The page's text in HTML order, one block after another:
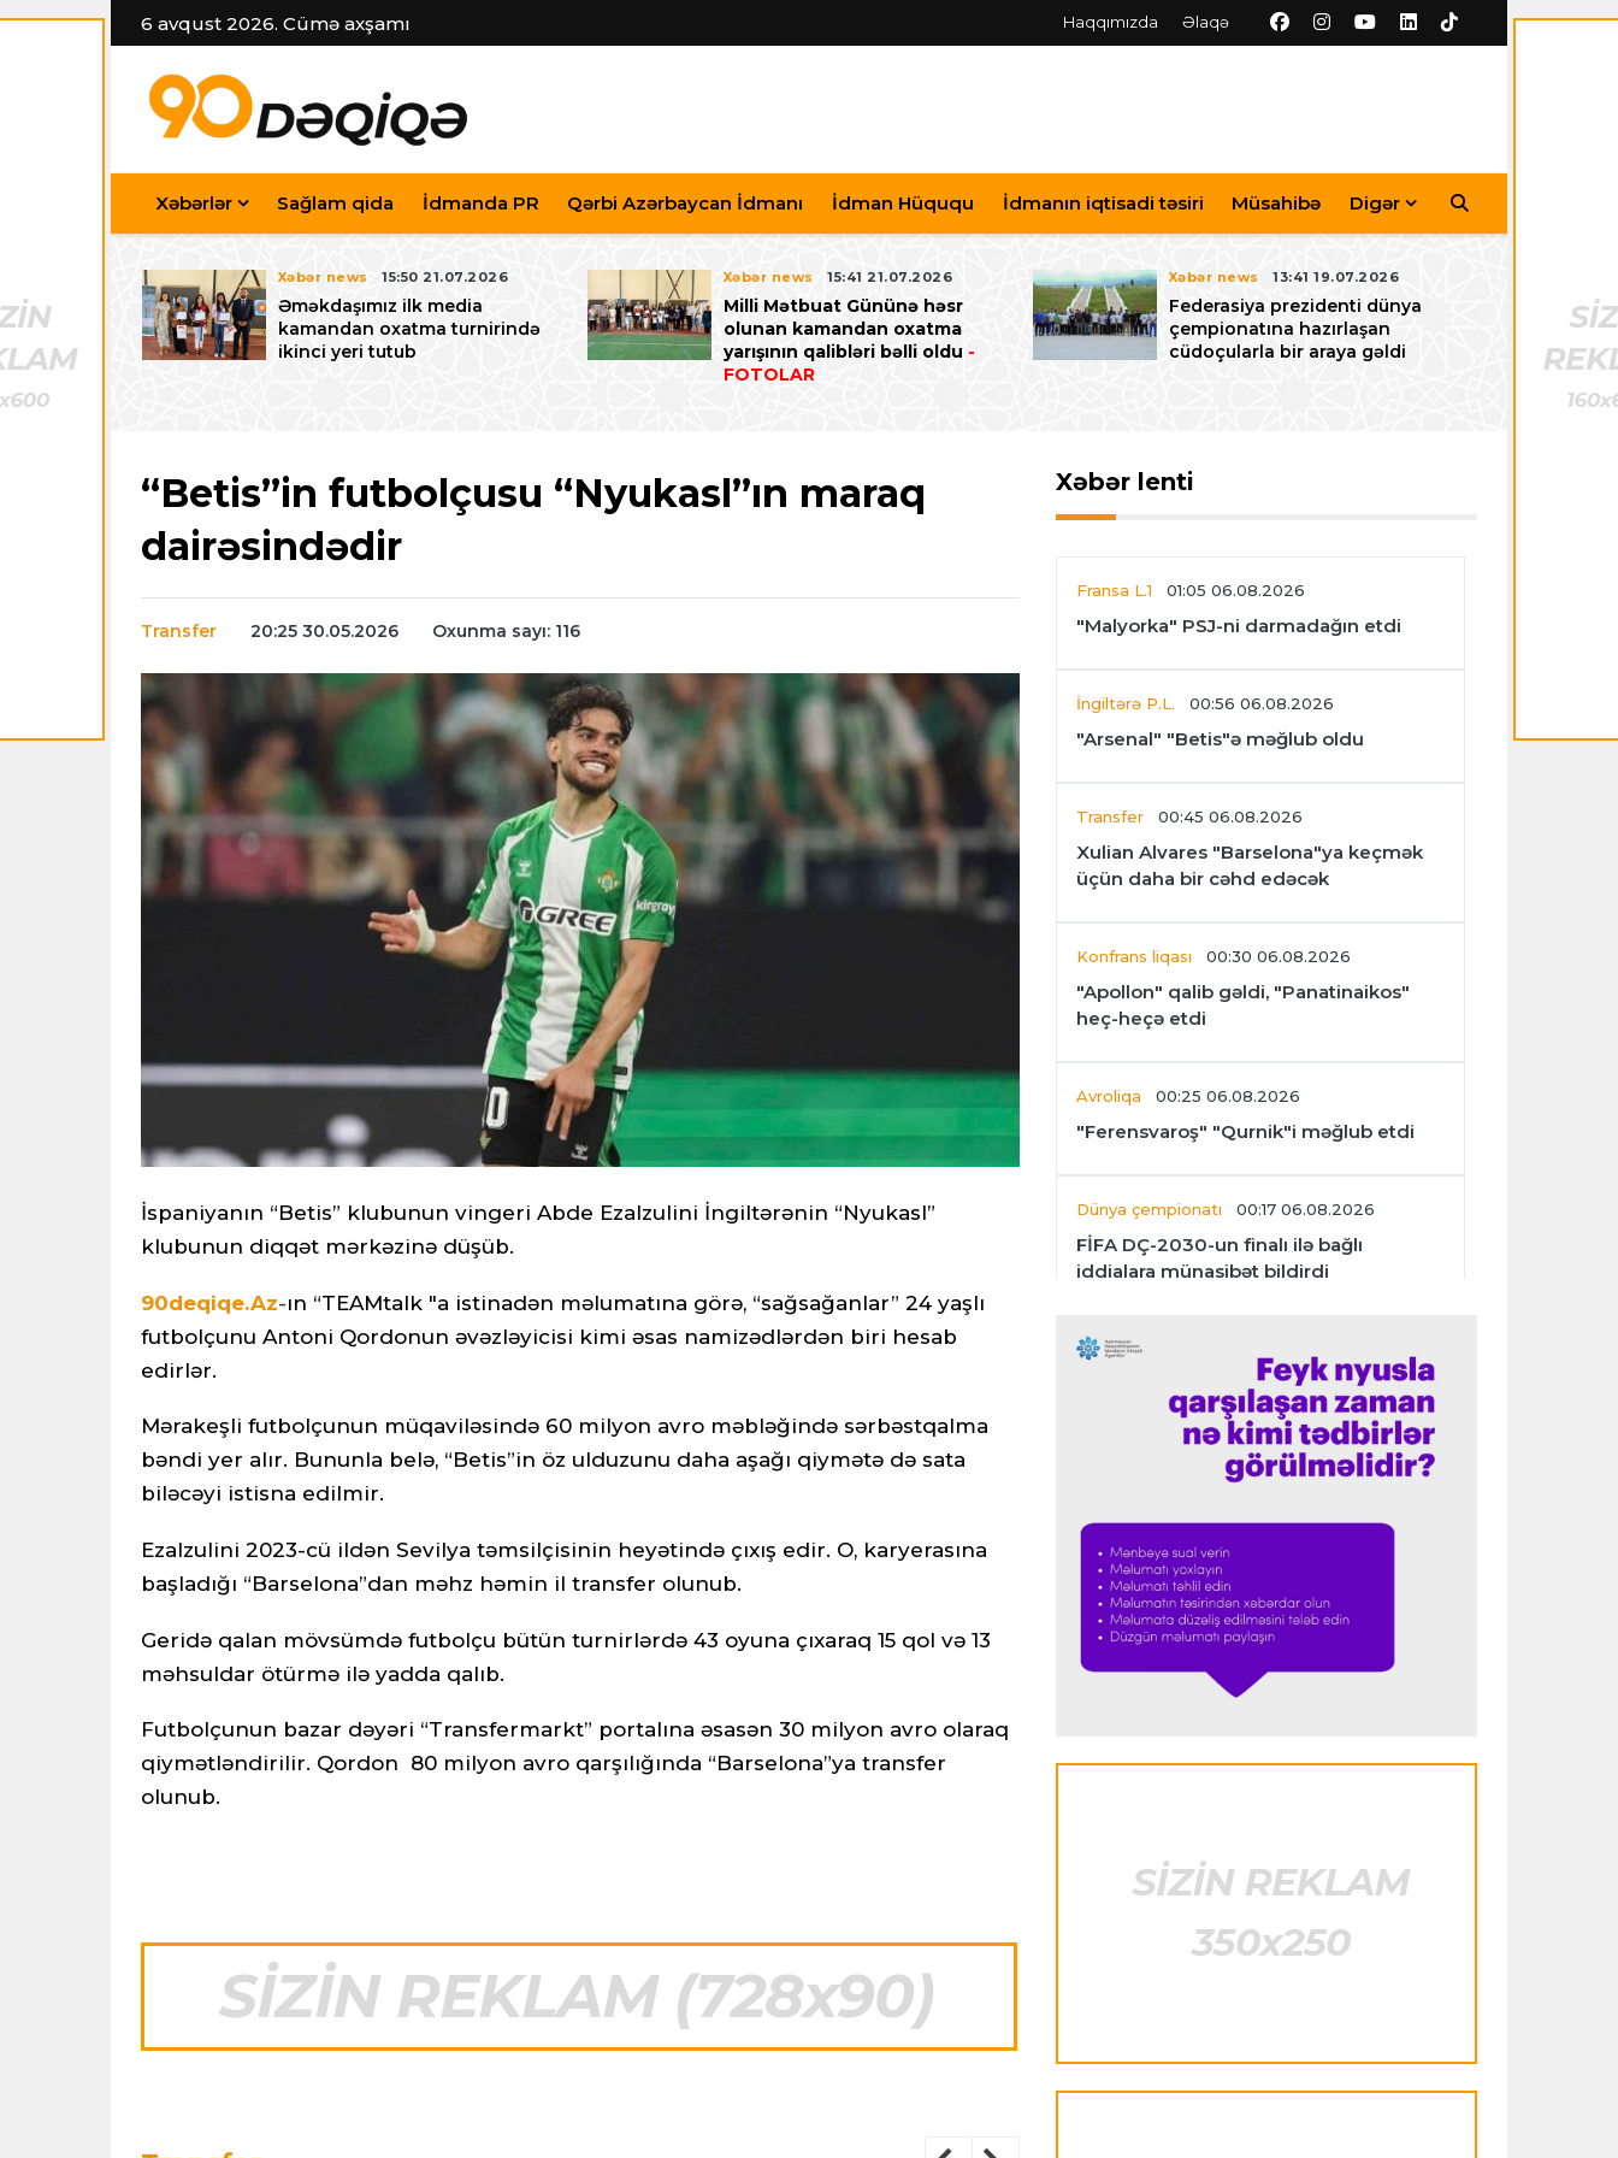
6 avqust 2026. Cümə axşamı Haqqımızda Əlaqə
Xəbərlər Sağlam qida İdmanda PR Qərbi Azərbaycan İdmanı İdman Hüququ İdmanın iqtisadi təsiri Müsahibə Digər
U-15
festivalı ilə
Xəbər news 15:50 21.07.2026
Əməkdaşımız ilk media
kamandan oxatma turnirində
ikinci yeri tutub
Xəbər news 15:41 21.07.2026
Milli Mətbuat Gününə həsr
olunan kamandan oxatma
yarışının qalibləri bəlli oldu -
FOTOLAR
Xəbər news 13:41 19.07.2026
Federasiya prezidenti dünya
çempionatına hazırlaşan
cüdoçularla bir araya gəldi
“Betis”in futbolçusu “Nyukasl”ın maraq
dairəsindədir
Transfer 20:25 30.05.2026 Oxunma sayı: 116
İspaniyanın “Betis” klubunun vingeri Abde Ezalzulini İngiltərənin “Nyukasl”
klubunun diqqət mərkəzinə düşüb.
90deqiqe.Az-ın “TEAMtalk "a istinadən məlumatına görə, “sağsağanlar” 24 yaşlı
futbolçunu Antoni Qordonun əvəzləyicisi kimi əsas namizədlərdən biri hesab
edirlər.
Mərakeşli futbolçunun müqaviləsində 60 milyon avro məbləğində sərbəstqalma
bəndi yer alır. Bununla belə, “Betis”in öz ulduzunu daha aşağı qiymətə də sata
biləcəyi istisna edilmir.
Ezalzulini 2023-cü ildən Sevilya təmsilçisinin heyətində çıxış edir. O, karyerasına
başladığı “Barselona”dan məhz həmin il transfer olunub.
Geridə qalan mövsümdə futbolçu bütün turnirlərdə 43 oyuna çıxaraq 15 qol və 13
məhsuldar ötürmə ilə yadda qalıb.
Futbolçunun bazar dəyəri “Transfermarkt” portalına əsasən 30 milyon avro olaraq
qiymətləndirilir. Qordon 80 milyon avro qarşılığında “Barselona”ya transfer
olunub.
Xəbər lenti
Fransa L.1 01:05 06.08.2026
"Malyorka" PSJ-ni darmadağın etdi
İngiltərə P.L. 00:56 06.08.2026
"Arsenal" "Betis"ə məğlub oldu
Transfer 00:45 06.08.2026
Xulian Alvares "Barselona"ya keçmək
üçün daha bir cəhd edəcək
Konfrans liqası 00:30 06.08.2026
"Apollon" qalib gəldi, "Panatinaikos"
heç-heçə etdi
Avroliqa 00:25 06.08.2026
"Ferensvaroş" "Qurnik"i məğlub etdi
Dünya çempionatı 00:17 06.08.2026
FİFA DÇ-2030-un finalı ilə bağlı
iddialara münasibət bildirdi
Transfer
"İnter"in müdafiəçisi üç klubu rədd etdi
00:02 06.08.2026
cavabsız qolla məğlub etdi
İtaliya S.A. 23:59 05.08.2026
"Ümid edirəm ki, Leau "Milan"da
qalacaq"
Transfer 23:50 05.08.2026
"Fiorentina"ya keçir
"Atletiko"nun müdafiəçisi "Aston